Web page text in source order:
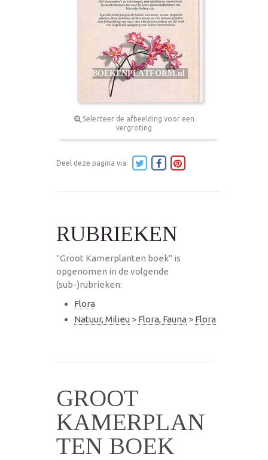
Selecteer de afbeelding voor een
vergroting
Deel deze pagina via:
RUBRIEKEN
"Groot Kamerplanten boek" is
opgenomen in de volgende
(sub-)rubrieken:
Flora
Natuur, Milieu > Flora, Fauna > Flora
GROOT
KAMERPLAN
TEN BOEK